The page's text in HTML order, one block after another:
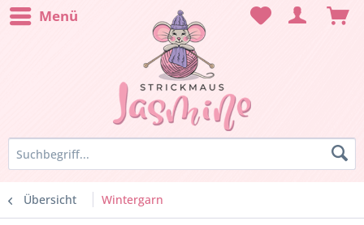
Menü
Übersicht Wintergarn